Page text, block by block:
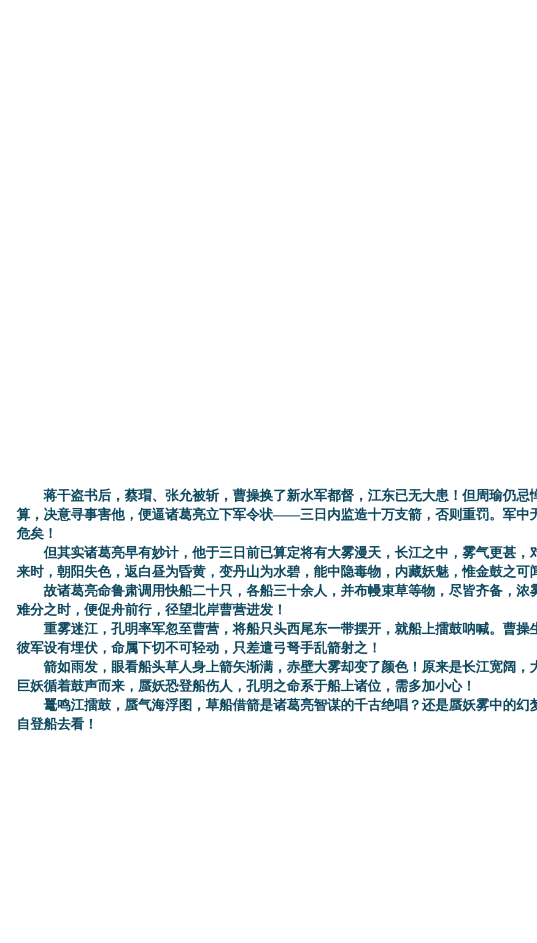
蒋干盗书后，蔡瑁、张允被斩，曹操换了新水军都督，江东已无大患！但周瑜仍忌
算，决意寻事害他，便逼诸葛亮立下军令状——三日内监造十万支箭，否则重罚。军中
危矣！
但其实诸葛亮早有妙计，他于三日前已算定将有大雾漫天，长江之中，雾气更甚，
来时，朝阳失色，返白昼为昏黄，变丹山为水碧，能中隐毒物，内藏妖魅，惟金鼓之可
故诸葛亮命鲁肃调用快船二十只，各船三十余人，并布幔束草等物，尽皆齐备，浓
难分之时，便促舟前行，径望北岸曹营进发！
重雾迷江，孔明率军忽至曹营，将船只头西尾东一带摆开，就船上擂鼓呐喊。曹操
彼军设有埋伏，命属下切不可轻动，只差遣弓弩手乱箭射之！
箭如雨发，眼看船头草人身上箭矢渐满，赤壁大雾却变了颜色！原来是长江宽阔，
巨妖循着鼓声而来，蜃妖恐登船伤人，孔明之命系于船上诸位，需多加小心！
鼍鸣江擂鼓，蜃气海浮图，草船借箭是诸葛亮智谋的千古绝唱？还是蜃妖雾中的幻
自登船去看！